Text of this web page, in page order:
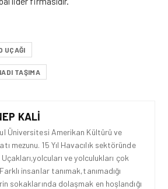
UÇAĞI
TAŞIMA
KALI
Üniversitesi Amerikan Kültürü ve
mezunu. 15 Yıl Havacılık sektöründe
Uçakları,yolcuları ve yolculukları çok
insanlar tanımak,tanımadığı
sokaklarında dolaşmak en hoşlandığı